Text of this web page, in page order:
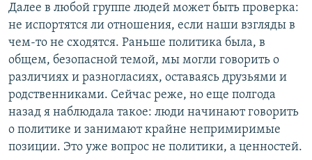
Далее в любой группе людей может быть проверка:
не испортятся ли отношения, если наши взгляды в
чем-то не сходятся. Раньше политика была, в
общем, безопасной темой, мы могли говорить о
различиях и разногласиях, оставаясь друзьями и
родственниками. Сейчас реже, но еще полгода
назад я наблюдала такое: люди начинают говорить
о политике и занимают крайне непримиримые
позиции. Это уже вопрос не политики, а ценностей.